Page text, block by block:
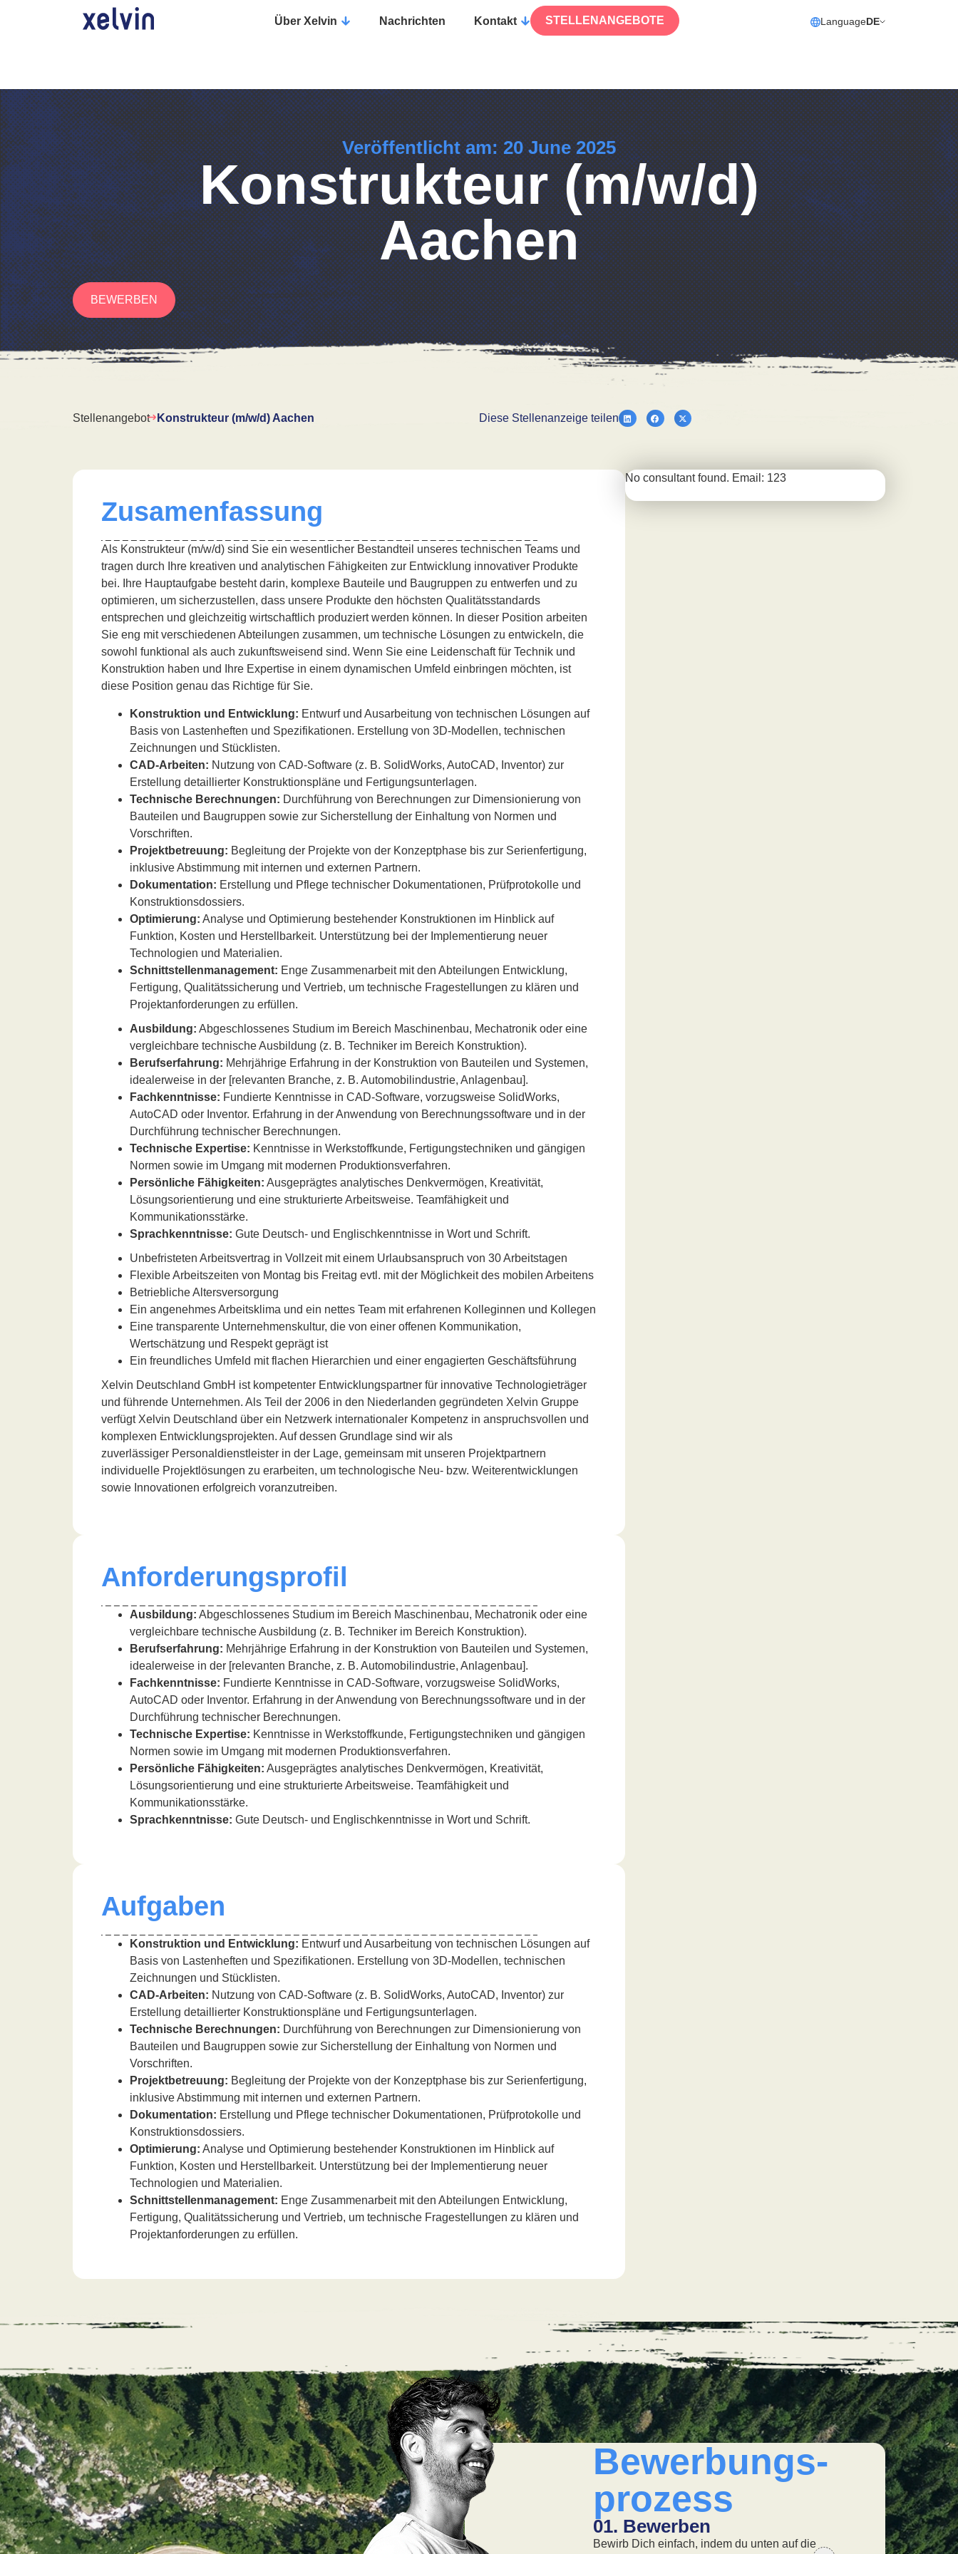
LanguageDE
Über Xelvin Nachrichten Kontakt STELLENANGEBOTE
Veröffentlicht am: 20 June 2025
Konstrukteur (m/w/d)
Aachen
BEWERBEN
Stellenangebot Konstrukteur (m/w/d) Aachen Diese Stellenanzeige teilen
Zusamenfassung
Als Konstrukteur (m/w/d) sind Sie ein wesentlicher Bestandteil unseres technischen Teams und
tragen durch Ihre kreativen und analytischen Fähigkeiten zur Entwicklung innovativer Produkte
bei. Ihre Hauptaufgabe besteht darin, komplexe Bauteile und Baugruppen zu entwerfen und zu
optimieren, um sicherzustellen, dass unsere Produkte den höchsten Qualitätsstandards
entsprechen und gleichzeitig wirtschaftlich produziert werden können. In dieser Position arbeiten
Sie eng mit verschiedenen Abteilungen zusammen, um technische Lösungen zu entwickeln, die
sowohl funktional als auch zukunftsweisend sind. Wenn Sie eine Leidenschaft für Technik und
Konstruktion haben und Ihre Expertise in einem dynamischen Umfeld einbringen möchten, ist
diese Position genau das Richtige für Sie.
Konstruktion und Entwicklung: Entwurf und Ausarbeitung von technischen Lösungen auf
Basis von Lastenheften und Spezifikationen. Erstellung von 3D-Modellen, technischen
Zeichnungen und Stücklisten.
CAD-Arbeiten: Nutzung von CAD-Software (z. B. SolidWorks, AutoCAD, Inventor) zur
Erstellung detaillierter Konstruktionspläne und Fertigungsunterlagen.
Technische Berechnungen: Durchführung von Berechnungen zur Dimensionierung von
Bauteilen und Baugruppen sowie zur Sicherstellung der Einhaltung von Normen und
Vorschriften.
Projektbetreuung: Begleitung der Projekte von der Konzeptphase bis zur Serienfertigung,
inklusive Abstimmung mit internen und externen Partnern.
Dokumentation: Erstellung und Pflege technischer Dokumentationen, Prüfprotokolle und
Konstruktionsdossiers.
Optimierung: Analyse und Optimierung bestehender Konstruktionen im Hinblick auf
Funktion, Kosten und Herstellbarkeit. Unterstützung bei der Implementierung neuer
Technologien und Materialien.
Schnittstellenmanagement: Enge Zusammenarbeit mit den Abteilungen Entwicklung,
Fertigung, Qualitätssicherung und Vertrieb, um technische Fragestellungen zu klären und
Projektanforderungen zu erfüllen.
Ausbildung: Abgeschlossenes Studium im Bereich Maschinenbau, Mechatronik oder eine
vergleichbare technische Ausbildung (z. B. Techniker im Bereich Konstruktion).
Berufserfahrung: Mehrjährige Erfahrung in der Konstruktion von Bauteilen und Systemen,
idealerweise in der [relevanten Branche, z. B. Automobilindustrie, Anlagenbau].
Fachkenntnisse: Fundierte Kenntnisse in CAD-Software, vorzugsweise SolidWorks,
AutoCAD oder Inventor. Erfahrung in der Anwendung von Berechnungssoftware und in der
Durchführung technischer Berechnungen.
Technische Expertise: Kenntnisse in Werkstoffkunde, Fertigungstechniken und gängigen
Normen sowie im Umgang mit modernen Produktionsverfahren.
Persönliche Fähigkeiten: Ausgeprägtes analytisches Denkvermögen, Kreativität,
Lösungsorientierung und eine strukturierte Arbeitsweise. Teamfähigkeit und
Kommunikationsstärke.
Sprachkenntnisse: Gute Deutsch- und Englischkenntnisse in Wort und Schrift.
Unbefristeten Arbeitsvertrag in Vollzeit mit einem Urlaubsanspruch von 30 Arbeitstagen
Flexible Arbeitszeiten von Montag bis Freitag evtl. mit der Möglichkeit des mobilen Arbeitens
Betriebliche Altersversorgung
Ein angenehmes Arbeitsklima und ein nettes Team mit erfahrenen Kolleginnen und Kollegen
Eine transparente Unternehmenskultur, die von einer offenen Kommunikation,
Wertschätzung und Respekt geprägt ist
Ein freundliches Umfeld mit flachen Hierarchien und einer engagierten Geschäftsführung
Xelvin Deutschland GmbH ist kompetenter Entwicklungspartner für innovative Technologieträger
und führende Unternehmen. Als Teil der 2006 in den Niederlanden gegründeten Xelvin Gruppe
verfügt Xelvin Deutschland über ein Netzwerk internationaler Kompetenz in anspruchsvollen und
komplexen Entwicklungsprojekten. Auf dessen Grundlage sind wir als
zuverlässiger Personaldienstleister in der Lage, gemeinsam mit unseren Projektpartnern
individuelle Projektlösungen zu erarbeiten, um technologische Neu- bzw. Weiterentwicklungen
sowie Innovationen erfolgreich voranzutreiben.
Anforderungsprofil
Ausbildung: Abgeschlossenes Studium im Bereich Maschinenbau, Mechatronik oder eine
vergleichbare technische Ausbildung (z. B. Techniker im Bereich Konstruktion).
Berufserfahrung: Mehrjährige Erfahrung in der Konstruktion von Bauteilen und Systemen,
idealerweise in der [relevanten Branche, z. B. Automobilindustrie, Anlagenbau].
Fachkenntnisse: Fundierte Kenntnisse in CAD-Software, vorzugsweise SolidWorks,
AutoCAD oder Inventor. Erfahrung in der Anwendung von Berechnungssoftware und in der
Durchführung technischer Berechnungen.
Technische Expertise: Kenntnisse in Werkstoffkunde, Fertigungstechniken und gängigen
Normen sowie im Umgang mit modernen Produktionsverfahren.
Persönliche Fähigkeiten: Ausgeprägtes analytisches Denkvermögen, Kreativität,
Lösungsorientierung und eine strukturierte Arbeitsweise. Teamfähigkeit und
Kommunikationsstärke.
Sprachkenntnisse: Gute Deutsch- und Englischkenntnisse in Wort und Schrift.
Aufgaben
Konstruktion und Entwicklung: Entwurf und Ausarbeitung von technischen Lösungen auf
Basis von Lastenheften und Spezifikationen. Erstellung von 3D-Modellen, technischen
Zeichnungen und Stücklisten.
CAD-Arbeiten: Nutzung von CAD-Software (z. B. SolidWorks, AutoCAD, Inventor) zur
Erstellung detaillierter Konstruktionspläne und Fertigungsunterlagen.
Technische Berechnungen: Durchführung von Berechnungen zur Dimensionierung von
Bauteilen und Baugruppen sowie zur Sicherstellung der Einhaltung von Normen und
Vorschriften.
Projektbetreuung: Begleitung der Projekte von der Konzeptphase bis zur Serienfertigung,
inklusive Abstimmung mit internen und externen Partnern.
Dokumentation: Erstellung und Pflege technischer Dokumentationen, Prüfprotokolle und
Konstruktionsdossiers.
Optimierung: Analyse und Optimierung bestehender Konstruktionen im Hinblick auf
Funktion, Kosten und Herstellbarkeit. Unterstützung bei der Implementierung neuer
Technologien und Materialien.
Schnittstellenmanagement: Enge Zusammenarbeit mit den Abteilungen Entwicklung,
Fertigung, Qualitätssicherung und Vertrieb, um technische Fragestellungen zu klären und
Projektanforderungen zu erfüllen.
No consultant found. Email: 123
Bewerbungs-
prozess
04. Angebot
Wenn es passt, machen wir dir ein Angebot!
01. Bewerben
Bewirb Dich einfach, indem du unten auf die
02.
In einem offenen